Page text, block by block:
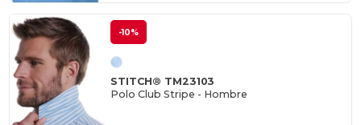
-10%
STITCH® TM23103
Polo Club Stripe - Hombre